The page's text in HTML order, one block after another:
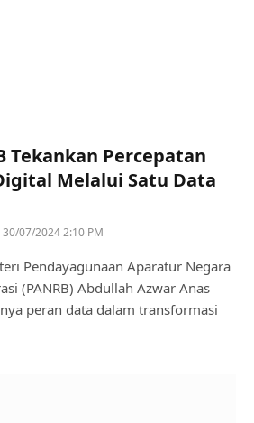
Tekankan Percepatan
Melalui Satu Data
30/07/2024 2:10 PM
Pendayagunaan Aparatur Negara
(PANRB) Abdullah Azwar Anas
peran data dalam transformasi